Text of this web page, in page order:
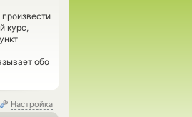
курс,
обо
Настройка